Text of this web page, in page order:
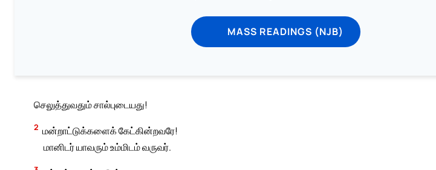
MASS READINGS (NJB)
செலுத்துவதும் சால்புடையது!
2 மன்றாட்டுக்களைக் கேட்கின்றவரே!
மானிடர் யாவரும் உம்மிடம் வருவர்.